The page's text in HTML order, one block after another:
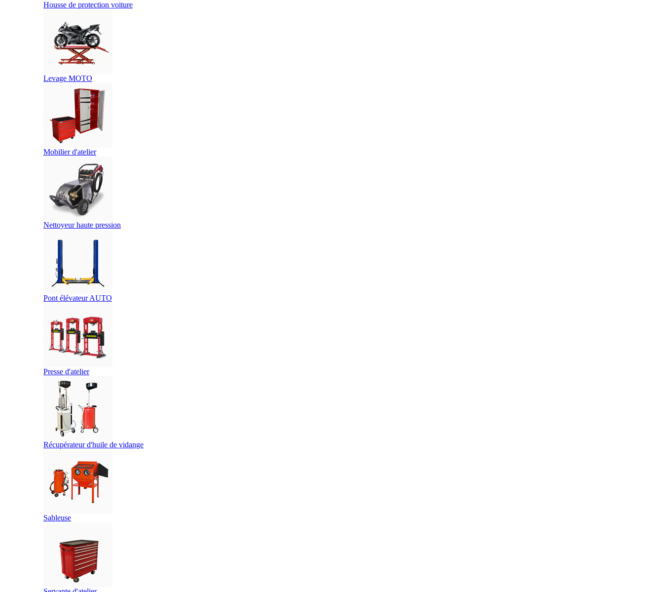
Housse de protection voiture
Levage MOTO
Mobilier d'atelier
Nettoyeur haute pression
Pont élévateur AUTO
Presse d'atelier
Récupérateur d'huile de vidange
Sableuse